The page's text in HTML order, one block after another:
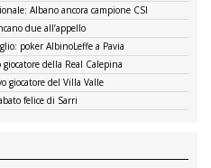
Albano ancora campione CSI
due all’appello
poker AlbinoLeffe a Pavia
della Real Calepina
giocatore del Villa Valle
felice di Sarri